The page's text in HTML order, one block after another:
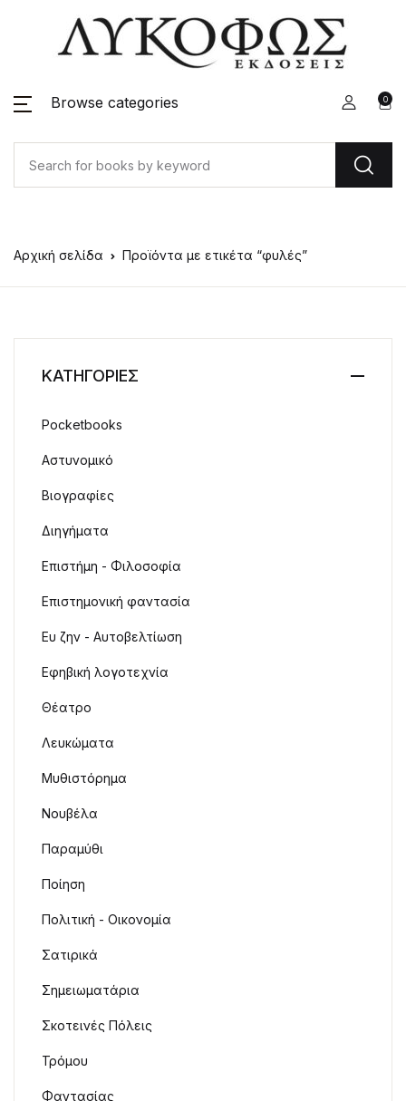
Browse categories 0
Αρχική σελίδα Προϊόντα με ετικέτα “φυλές”
ΚΑΤΗΓΟΡΙΕΣ
Pocketbooks
Αστυνομικό
Βιογραφίες
Διηγήματα
Επιστήμη - Φιλοσοφία
Επιστημονική φαντασία
Ευ ζην - Αυτοβελτίωση
Εφηβική λογοτεχνία
Θέατρο
Λευκώματα
Μυθιστόρημα
Νουβέλα
Παραμύθι
Ποίηση
Πολιτική - Οικονομία
Σατιρικά
Σημειωματάρια
Σκοτεινές Πόλεις
Τρόμου
Φαντασίας